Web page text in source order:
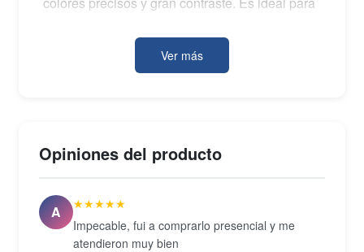
producto, ofreciendo versatilidad y calidad
óptica profesional.
Ver más
Opiniones del producto
A
★★★★★
Impecable, fui a comprarlo presencial y me
atendieron muy bien